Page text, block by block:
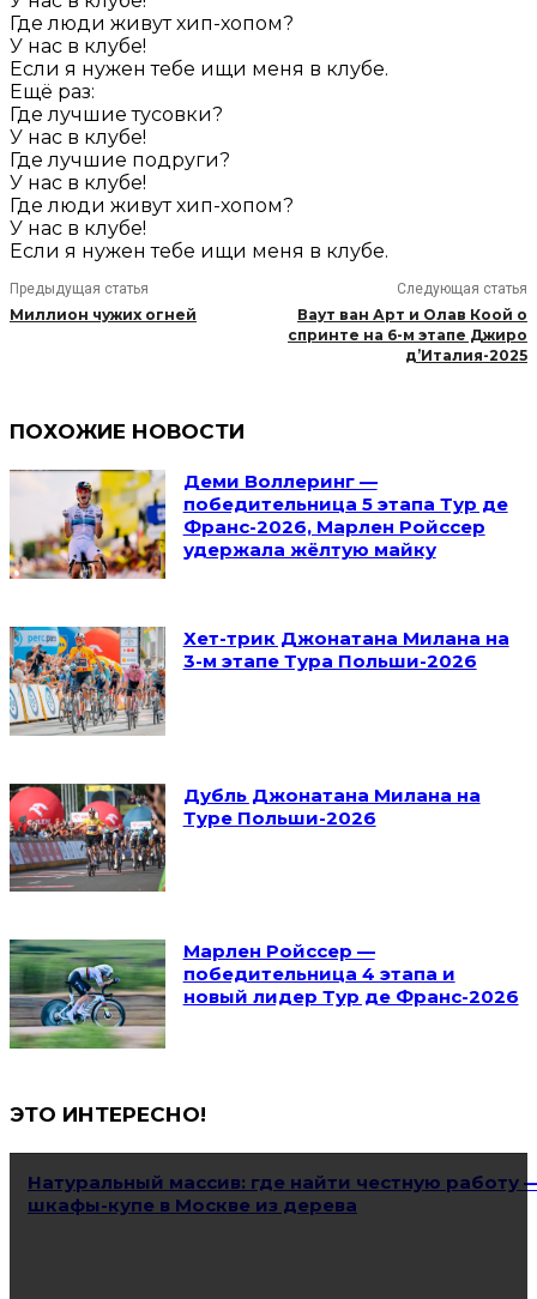
Где люди живут хип-хопом?
У нас в клубе!
Если я нужен тебе ищи меня в клубе.
Ещё раз:
Где лучшие тусовки?
У нас в клубе!
Где лучшие подруги?
У нас в клубе!
Где люди живут хип-хопом?
У нас в клубе!
Если я нужен тебе ищи меня в клубе.
Предыдущая статья
Миллион чужих огней
Следующая статья
Ваут ван Арт и Олав Коой о
спринте на 6-м этапе Джиро
д’Италия-2025
ПОХОЖИЕ НОВОСТИ
Деми Воллеринг —
победительница 5 этапа Тур де
Франс-2026, Марлен Ройссер
удержала жёлтую майку
Хет-трик Джонатана Милана на
3-м этапе Тура Польши-2026
Дубль Джонатана Милана на
Туре Польши-2026
Марлен Ройссер —
победительница 4 этапа и
новый лидер Тур де Франс-2026
ЭТО ИНТЕРЕСНО!
Натуральный массив: где найти честную работу
шкафы-купе в Москве из дерева